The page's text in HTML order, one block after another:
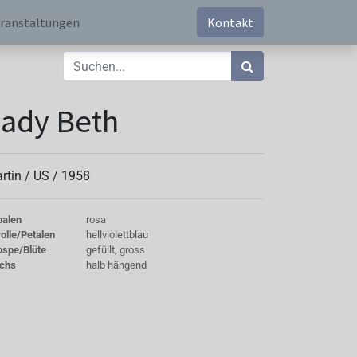
Kontakt
Beth
/ US / 1958
rosa
Petalen
hellviolettblau
Blüte
gefüllt, gross
halb hängend